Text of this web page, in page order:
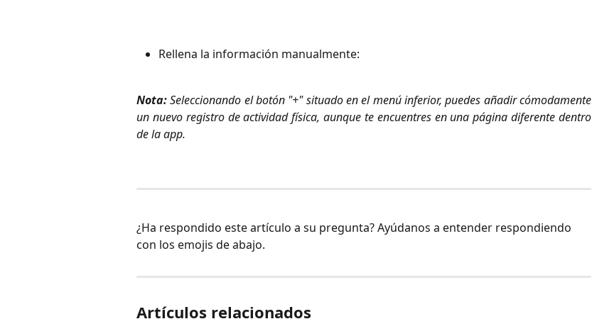
Rellena la información manualmente:
Nota:Seleccionando el botón "+" situado en el menú inferior, puedes añadir cómodamente
un nuevo registro de actividad física, aunque te encuentres en una página diferente dentro
de la app.
¿Ha respondido este artículo a su pregunta? Ayúdanos a entender respondiendo
con los emojis de abajo.
Artículos relacionados